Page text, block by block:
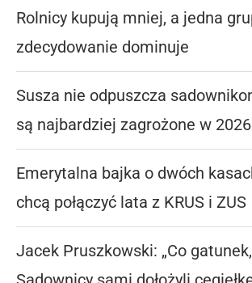
Rolnicy kupują mniej, a jedna
zdecydowanie dominuje
Susza nie odpuszcza
są najbardziej zagrożone w
Emerytalna bajka o dwóch
chcą połączyć lata z KRUS i ZUS
Jacek Pruszkowski: „Co